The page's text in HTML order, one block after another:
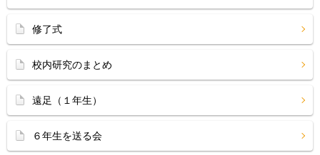
修了式
校内研究のまとめ
遠足（１年生）
６年生を送る会